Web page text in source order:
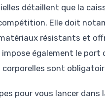
détaillent que la
Elle doit
résistants et
également le port
sont
pour vous lancer